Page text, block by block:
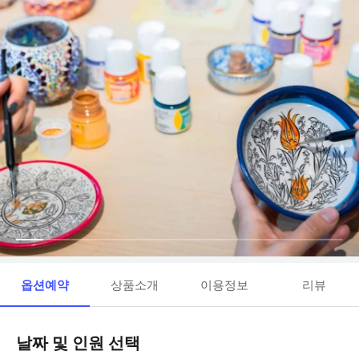
옵션예약 상품소개 이용정보 리뷰
날짜 및 인원 선택